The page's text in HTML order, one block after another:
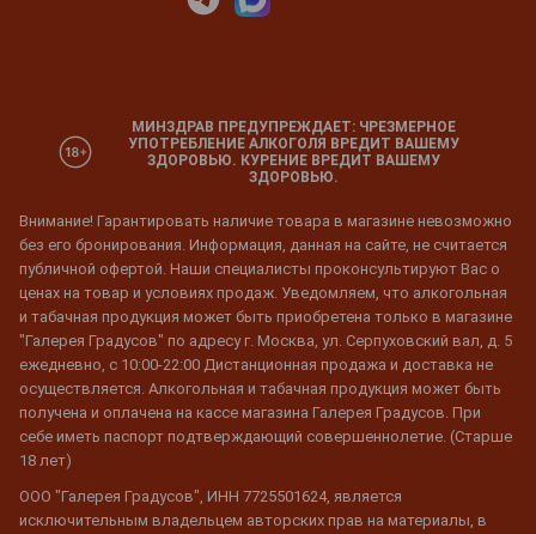
МИНЗДРАВ ПРЕДУПРЕЖДАЕТ: ЧРЕЗМЕРНОЕ
УПОТРЕБЛЕНИЕ АЛКОГОЛЯ ВРЕДИТ ВАШЕМУ
ЗДОРОВЬЮ. КУРЕНИЕ ВРЕДИТ ВАШЕМУ
ЗДОРОВЬЮ.
Внимание! Гарантировать наличие товара в магазине невозможно
без его бронирования. Информация, данная на сайте, не считается
публичной офертой. Наши специалисты проконсультируют Вас о
ценах на товар и условиях продаж. Уведомляем, что алкогольная
и табачная продукция может быть приобретена только в магазине
"Галерея Градусов" по адресу г. Москва, ул. Серпуховский вал, д. 5
ежедневно, с 10:00-22:00 Дистанционная продажа и доставка не
осуществляется. Алкогольная и табачная продукция может быть
получена и оплачена на кассе магазина Галерея Градусов. При
себе иметь паспорт подтверждающий совершеннолетие. (Старше
18 лет)
ООО "Галерея Градусов", ИНН 7725501624, является
исключительным владельцем авторских прав на материалы, в